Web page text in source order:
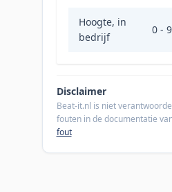
Hoogte, in
bedrijf
0 -
Disclaimer
Beat-it.nl is niet
fouten in de documentatie
fout